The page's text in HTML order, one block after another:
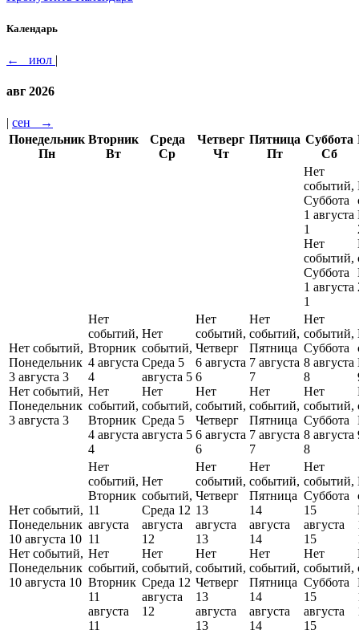
Календарь
← июл |
авг 2026
| сен
→
Понедельник
Пн
Вторник
Вт
Среда
Ср
Четверг
Чт
Пятница
Пт
Суббота
Сб
Нет
событий,
Суббота
1 августа
1
Нет
событий,
Суббота
1 августа
1
Нет событий,
Понедельник
3 августа 3
Нет событий,
Понедельник
3 августа 3
Нет
событий,
Вторник
4 августа
4
Нет
событий,
Вторник
4 августа
4
Нет
событий,
Среда 5
августа 5
Нет
событий,
Среда 5
августа 5
Нет
событий,
Четверг
6 августа
6
Нет
событий,
Четверг
6 августа
6
Нет
событий,
Пятница
7 августа
7
Нет
событий,
Пятница
7 августа
7
Нет
событий,
Суббота
8 августа
8
Нет
событий,
Суббота
8 августа
8
Нет событий,
Понедельник
10 августа 10
Нет событий,
Понедельник
10 августа 10
Нет
событий,
Вторник
11
августа
11
Нет
событий,
Вторник
11
августа
11
Нет
событий,
Среда 12
августа
12
Нет
событий,
Среда 12
августа
12
Нет
событий,
Четверг
13
августа
13
Нет
событий,
Четверг
13
августа
13
Нет
событий,
Пятница
14
августа
14
Нет
событий,
Пятница
14
августа
14
Нет
событий,
Суббота
15
августа
15
Нет
событий,
Суббота
15
августа
15